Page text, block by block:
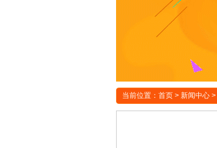
当前位置： 首页 > 新闻中心 >